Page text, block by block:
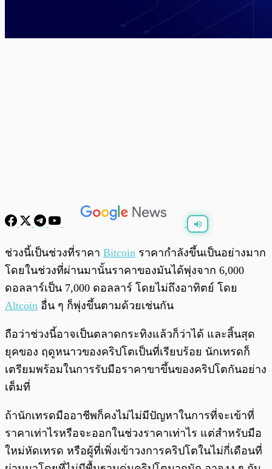
พร้อมเล่น 0:00 0:00
ช่วงนี้เป็นช่วงที่ราคา Bitcoin ราคากำลังขึ้นเป็นอย่างมาก
โดยในช่วงที่ผ่านมานั้นราคาของมันได้พุ่งจาก 6,000
ดอลลาร์เป็น 7,000 ดอลลาร์ โดยไม่ถึงอาทิตย์ โดย
Altcoin อื่น ๆ ก็พุ่งขึ้นตามด้วยเช่นกัน
ถือว่าช่วงนี้อาจเป็นตลาดกระทิงแล้วก็ว่าได้ และสิ้นสุด
ยุคของ ฤดูหนาวของคริปโตเป็นที่เรียบร้อย นักเทรดก็
เตรียมพร้อมในการรับมือราคาขาขึ้นของคริปโตกันอย่าง
เต็มที่
ถ้านักเทรดมืออาชีพก็คงไม่ไม่มีปัญหาในการที่จะเข้าที่
ราคาเท่าไรหรือจะออกในช่วงราคาเท่าไร แต่สำหรับมือ
ใหม่หัดเทรด หรือผู้ที่เพิ่งเข้าวงการคริปโตในไม่กี่เดือนที่